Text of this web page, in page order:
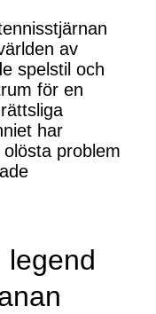
av
spelstil och
för en
har
problem
legend